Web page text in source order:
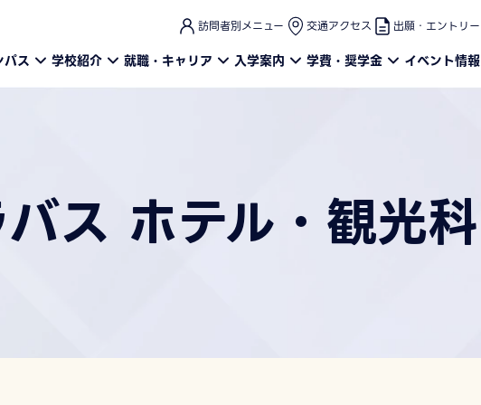
このページの本文へ
訪問者別メニュー 交通アクセス 出願・エントリー
パス 学校紹介 就職・キャリア 入学案内 学費・奨学金 イベント情報
ス ホテル・観光科